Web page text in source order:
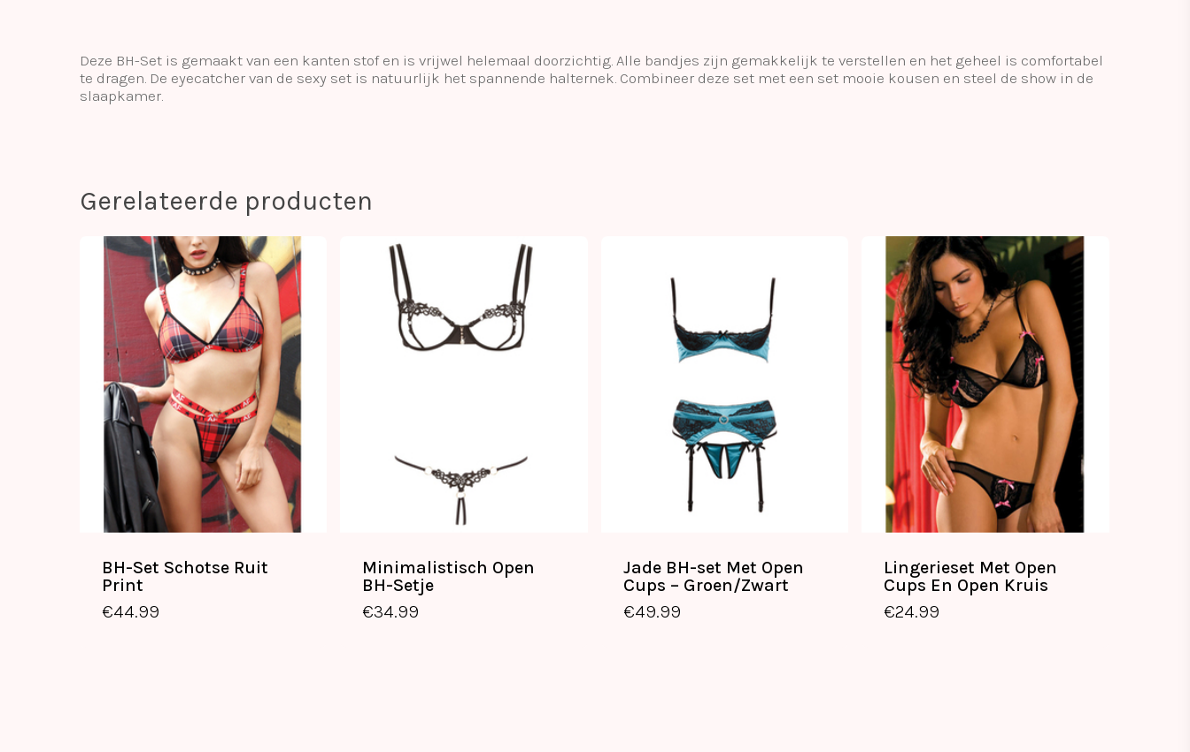
Deze BH-Set is gemaakt van een kanten stof en is vrijwel helemaal doorzichtig. Alle bandjes zijn gemakkelijk te verstellen en het geheel is comfortabel
te dragen. De eyecatcher van de sexy set is natuurlijk het spannende halternek. Combineer deze set met een set mooie kousen en steel de show in de
slaapkamer.
Gerelateerde producten
BH-Set Schotse Ruit
Print
€44.99
Minimalistisch Open
BH-Setje
€34.99
Jade BH-set Met Open
Cups – Groen/Zwart
€49.99
Lingerieset Met Open
Cups En Open Kruis
€24.99